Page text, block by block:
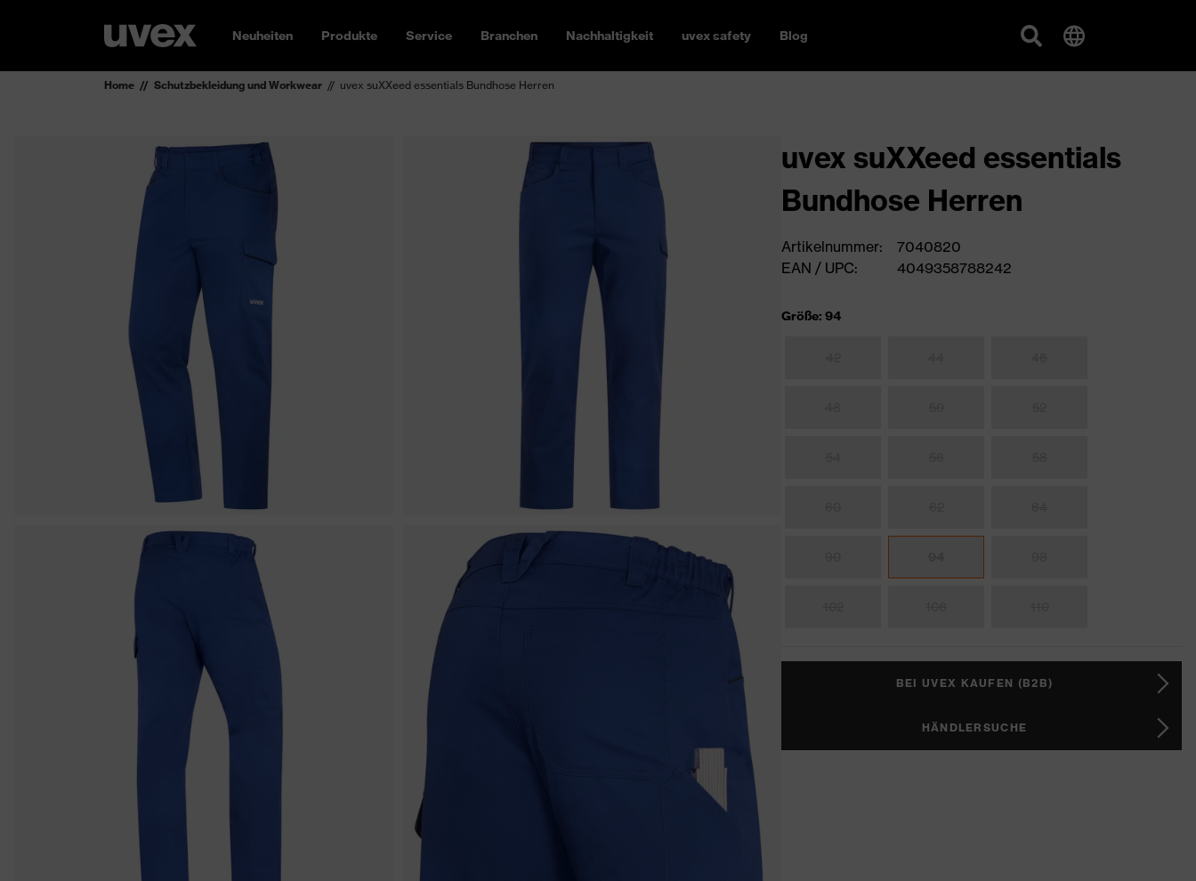
Neuheiten Produkte Service Branchen Nachhaltigkeit uvex safety Blog
Home Schutzbekleidung und Workwear uvex suXXeed essentials Bundhose Herren
uvex suXXeed essentials
Bundhose Herren
Artikelnummer:
7040820
EAN / UPC:
4049358788242
Größe: 94
BEI UVEX KAUFEN (B2B)
HÄNDLERSUCHE